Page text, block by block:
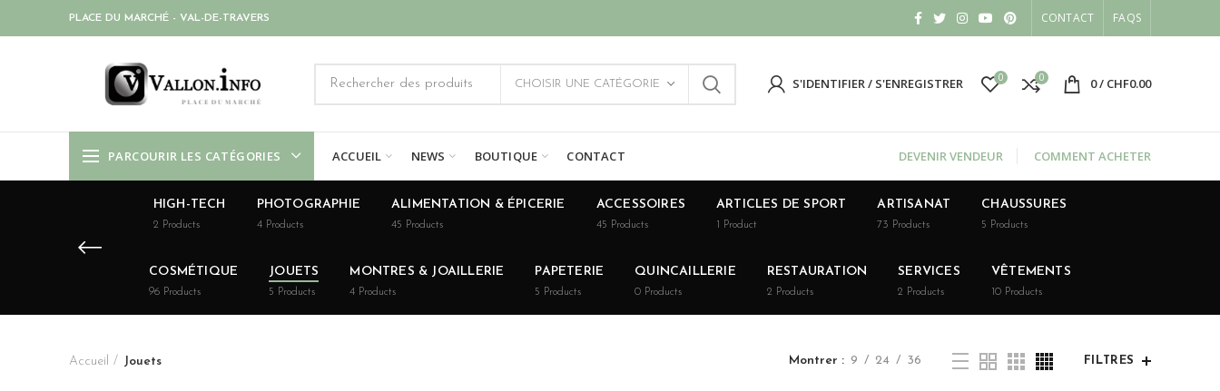
PLACE DU MARCHÉ - VAL-DE-TRAVERS CONTACT FAQS
CHOISIR UNE CATÉGORIE S'IDENTIFIER / S'ENREGISTRER 0 0 0/ CHF0.00
PARCOURIR LES CATÉGORIES ACCUEIL NEWS BOUTIQUE CONTACT DEVENIR VENDEUR COMMENT ACHETER
HIGH-TECH
2 Products
PHOTOGRAPHIE
4 Products
ALIMENTATION & ÉPICERIE
45 Products
ACCESSOIRES
45 Products
ARTICLES DE SPORT
1 Product
ARTISANAT
73 Products
CHAUSSURES
5 Products
COSMÉTIQUE
96 Products
JOUETS
5 Products
MONTRES & JOAILLERIE
4 Products
PAPETERIE
5 Products
QUINCAILLERIE
0 Products
RESTAURATION
2 Products
SERVICES
2 Products
VÊTEMENTS
10 Products
Accueil Jouets Montrer 9 24 36 FILTRES